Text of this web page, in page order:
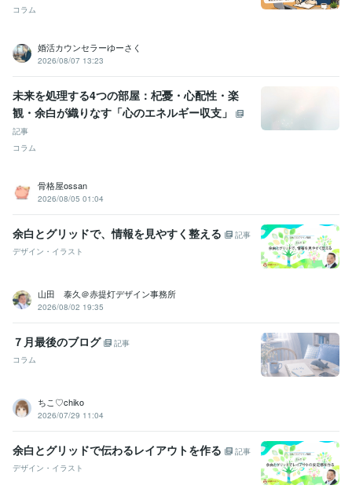
コラム
婚活カウンセラーゆーさく
2026/08/07 13:23
未来を処理する4つの部屋：杞憂・心配性・楽
観・余白が織りなす「心のエネルギー収支」
記事
コラム
骨格屋ossan
2026/08/05 01:04
余白とグリッドで、情報を見やすく整える
記事
デザイン・イラスト
山田 泰久＠赤提灯デザイン事務所
2026/08/02 19:35
７月最後のブログ
記事
コラム
ちこ♡chiko
2026/07/29 11:04
余白とグリッドで伝わるレイアウトを作る
記事
デザイン・イラスト